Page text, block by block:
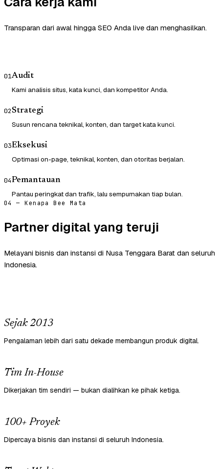
Transparan dari awal hingga SEO Anda live dan menghasilkan.
01Audit
Kami analisis situs, kata kunci, dan kompetitor Anda.
02Strategi
Susun rencana teknikal, konten, dan target kata kunci.
03Eksekusi
Optimasi on-page, teknikal, konten, dan otoritas berjalan.
04Pemantauan
Pantau peringkat dan trafik, lalu sempurnakan tiap bulan.
04 — Kenapa Bee Mata
Partner digital yang teruji
Melayani bisnis dan instansi di Nusa Tenggara Barat dan seluruh
Indonesia.
Sejak 2013
Pengalaman lebih dari satu dekade membangun produk digital.
Tim In-House
Dikerjakan tim sendiri — bukan dialihkan ke pihak ketiga.
100+ Proyek
Dipercaya bisnis dan instansi di seluruh Indonesia.